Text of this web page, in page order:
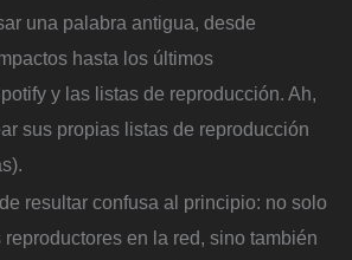
una palabra antigua, desde
hasta los últimos
y las listas de reproducción. Ah,
sus propias listas de reproducción
resultar confusa al principio: no solo
en la red, sino también